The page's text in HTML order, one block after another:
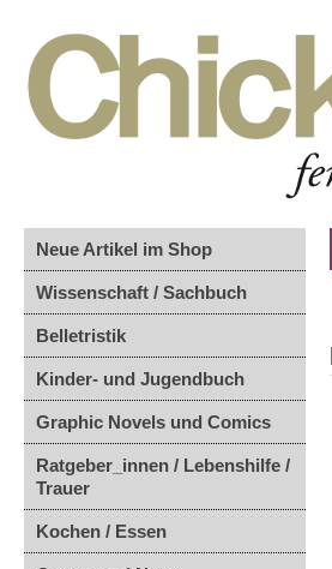
Neue Artikel im Shop
Wissenschaft / Sachbuch
Belletristik
Kinder- und Jugendbuch
Graphic Novels und Comics
Ratgeber_innen / Lebenshilfe /
Trauer
Kochen / Essen